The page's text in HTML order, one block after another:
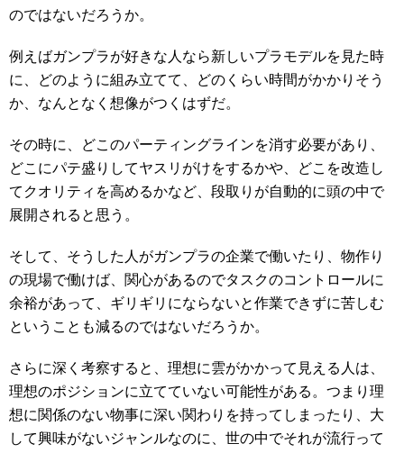
のではないだろうか。
例えばガンプラが好きな人なら新しいプラモデルを見た時
に、どのように組み立てて、どのくらい時間がかかりそう
か、なんとなく想像がつくはずだ。
その時に、どこのパーティングラインを消す必要があり、
どこにパテ盛りしてヤスリがけをするかや、どこを改造し
てクオリティを高めるかなど、段取りが自動的に頭の中で
展開されると思う。
そして、そうした人がガンプラの企業で働いたり、物作り
の現場で働けば、関心があるのでタスクのコントロールに
余裕があって、ギリギリにならないと作業できずに苦しむ
ということも減るのではないだろうか。
さらに深く考察すると、理想に雲がかかって見える人は、
理想のポジションに立てていない可能性がある。つまり理
想に関係のない物事に深い関わりを持ってしまったり、大
して興味がないジャンルなのに、世の中でそれが流行って